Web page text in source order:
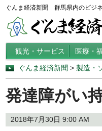
ぐんま経済新聞 群馬県内のビジ
観光・サービス 医療・
ぐんま経済新聞 > 製造・
発達障がい
2018年7月30日 9:00 AM